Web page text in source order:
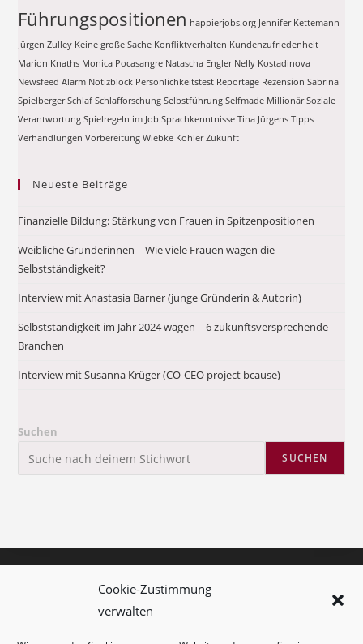
Cookie-Zustimmung
verwalten
Führungspositionen happierjobs.org Jennifer Kettemann
Jürgen Zulley Keine große Sache Konfliktverhalten Kundenzufriedenheit
Marion Knaths Monica Pocasangre Natascha Engler Nelly Kostadinova
Newsfeed Alarm Notizblock Persönlichkeitstest Reportage Rezension Sabrina
Spielberger Schlaf Schlafforschung Selbstführung Selfmade Millionär Soziale
Verantwortung Spielregeln im Job Sprachkenntnisse Tina Jürgens Tipps
Verhandlungen Vorbereitung Wiebke Köhler Zukunft
Neueste Beiträge
Finanzielle Bildung: Stärkung von Frauen in Spitzenpositionen
Weibliche Gründerinnen – Wie viele Frauen wagen die
Selbstständigkeit?
Interview mit Anastasia Barner (junge Gründerin & Autorin)
Selbstständigkeit im Jahr 2024 wagen – 6 zukunftsversprechende
Branchen
Interview mit Susanna Krüger (CO-CEO project bcause)
Suchen
SUCHEN